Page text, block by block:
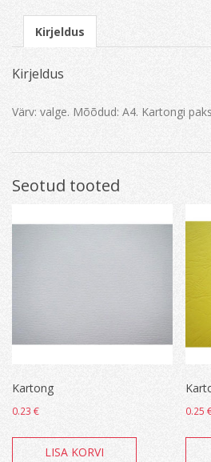
Kirjeldus
Kirjeldus
Värv: valge. Mõõdud: A4. Kartongi
Seotud tooted
Kartong
0.23 €
LISA KORVI
0.25